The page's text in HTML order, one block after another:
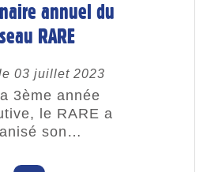
annuel du
RARE
03 juillet 2023
3ème année
le RARE a
son…